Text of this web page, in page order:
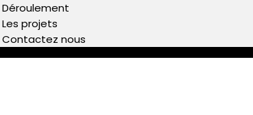
Déroulement
Les projets
Contactez nous